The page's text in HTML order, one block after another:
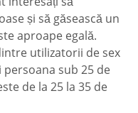
și să găsească un
aproape egală.
utilizatorii de sex
sub 25 de
de la 25 la 35 de